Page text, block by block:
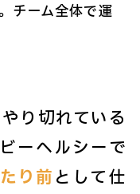
チーム全体で運
り切れている
ーヘルシーで
り前として仕